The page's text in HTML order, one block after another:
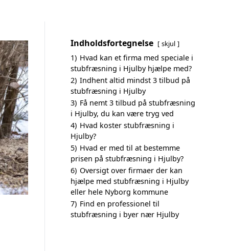
Indholdsfortegnelse skjul
1) Hvad kan et firma med speciale i
stubfræsning i Hjulby hjælpe med?
2) Indhent altid mindst 3 tilbud på
stubfræsning i Hjulby
3) Få nemt 3 tilbud på stubfræsning
i Hjulby, du kan være tryg ved
4) Hvad koster stubfræsning i
Hjulby?
5) Hvad er med til at bestemme
prisen på stubfræsning i Hjulby?
6) Oversigt over firmaer der kan
hjælpe med stubfræsning i Hjulby
eller hele Nyborg kommune
7) Find en professionel til
stubfræsning i byer nær Hjulby